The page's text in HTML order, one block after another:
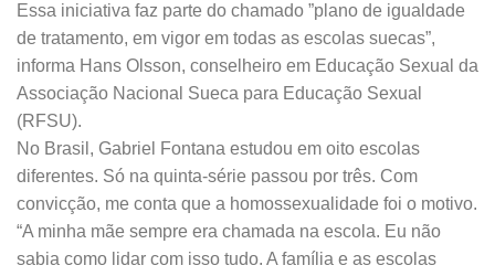
Essa iniciativa faz parte do chamado ”plano de igualdade
de tratamento, em vigor em todas as escolas suecas”,
informa Hans Olsson, conselheiro em Educação Sexual da
Associação Nacional Sueca para Educação Sexual
(RFSU).
No Brasil, Gabriel Fontana estudou em oito escolas
diferentes. Só na quinta-série passou por três. Com
convicção, me conta que a homossexualidade foi o motivo.
“A minha mãe sempre era chamada na escola. Eu não
sabia como lidar com isso tudo. A família e as escolas